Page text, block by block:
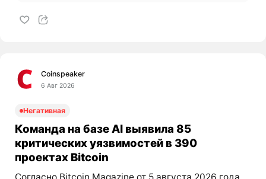
Coinspeaker
6 Авг 2026
Негативная
Команда на базе AI выявила 85
критических уязвимостей в 390
проектах Bitcoin
Согласно Bitcoin Magazine от 5 августа 2026 года,